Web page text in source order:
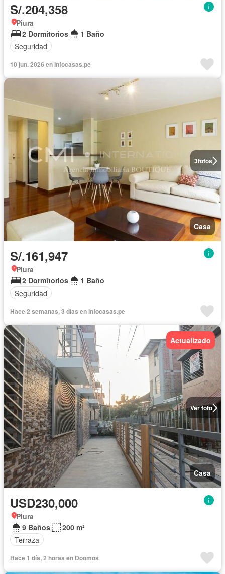
S/.204,358
Piura
2 Dormitorios
1 Baño
Seguridad
10 jun. 2026 en Infocasas.pe
3fotos
Casa
S/.161,947
Piura
2 Dormitorios
1 Baño
Seguridad
Hace 2 semanas, 3 días en Infocasas.pe
Ver foto
Actualizado
Casa
USD230,000
Piura
9 Baños
200 m²
Terraza
Hace 1 día, 2 horas en Doomos